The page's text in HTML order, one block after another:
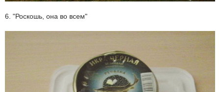
6. "Роскошь, она во всем"